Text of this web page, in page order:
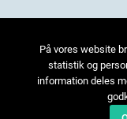
På vores website
statistik og
information deles